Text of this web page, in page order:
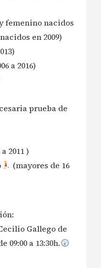
femenino nacidos
en 2009)
a 2016)
prueba de
2011 )
(mayores de 16
Gallego de
09:00 a 13:30h.